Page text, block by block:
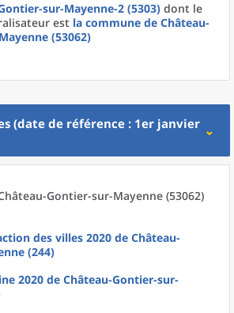
sur-Mayenne-2 (5303) dont le
est la commune de Château-
(53062)
(date de référence : 1er janvier
Gontier-sur-Mayenne (53062)
des villes 2020 de Château-
(244)
2020 de Château-Gontier-sur-